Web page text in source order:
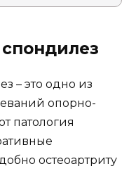
– это одно из
опорно-
патология
остеоартриту